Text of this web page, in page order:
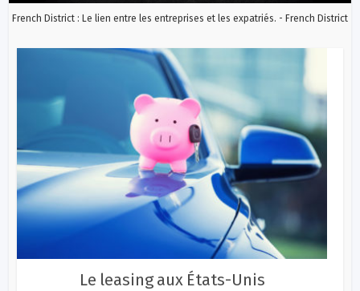
French District : Le lien entre les entreprises et les expatriés. - French District
Le leasing aux États-Unis